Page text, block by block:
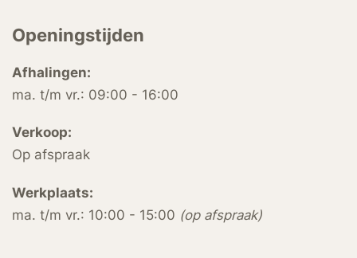
Openingstijden
Afhalingen:
ma. t/m vr.: 09:00 - 16:00
Verkoop:
Op afspraak
Werkplaats:
ma. t/m vr.: 10:00 - 15:00 (op afspraak)